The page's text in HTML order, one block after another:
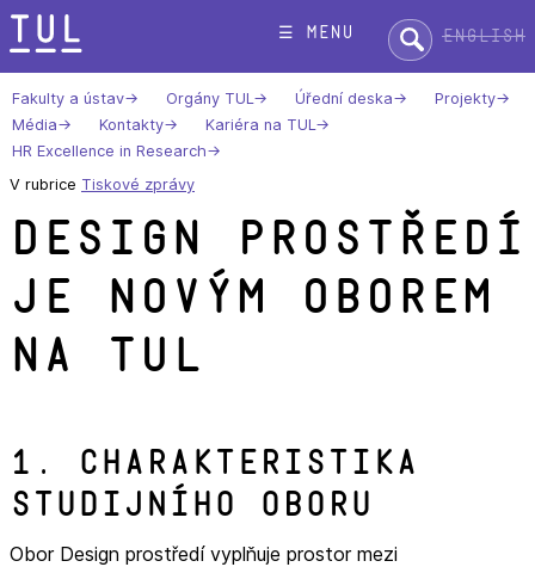
Přeskok
na
text
☰ menu Hledat:English
Fakulty a ústav Orgány TUL Úřední deska
Projekty
Média
Kontakty
Kariéra na TUL
HR Excellence in Research
V rubrice Tiskové zprávy
Design prostředí
je novým oborem
na TUL
1. Charakteristika
studijního oboru
Obor Design prostředí vyplňuje prostor mezi